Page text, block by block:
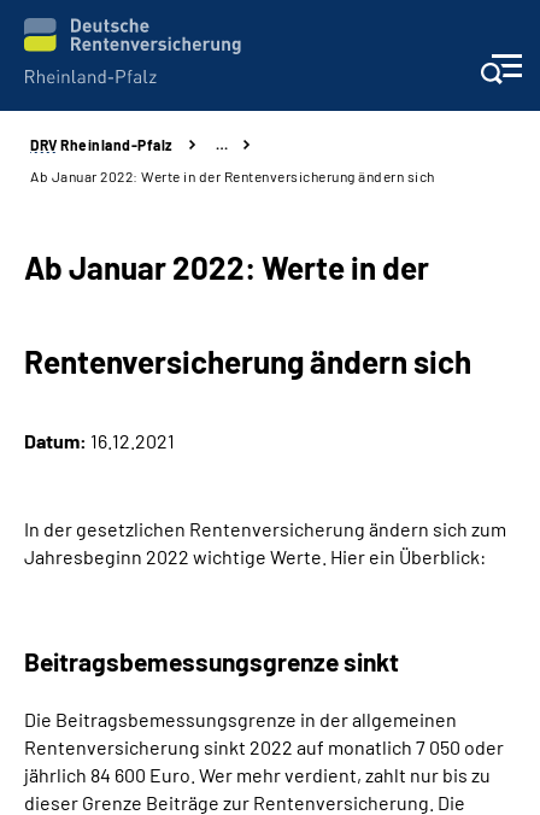
Unsere Leistungen
Karriere
Inhalte in Gebärdensprache (DGS)
Mein Kundenportal
DRV Rheinland-Pfalz
…
Ab Januar 2022: Werte in der Rentenversicherung ändern sich
Ab Januar 2022: Werte in der
Rentenversicherung ändern sich
Datum: 16.12.2021
In der gesetzlichen Rentenversicherung ändern sich zum
Jahresbeginn 2022 wichtige Werte. Hier ein Überblick:
Beitragsbemessungsgrenze sinkt
Die Beitragsbemessungsgrenze in der allgemeinen
Rentenversicherung sinkt 2022 auf monatlich 7 050 oder
jährlich 84 600 Euro. Wer mehr verdient, zahlt nur bis zu
dieser Grenze Beiträge zur Rentenversicherung. Die